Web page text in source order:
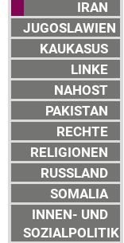
IRAN
JUGOSLAWIEN
KAUKASUS
LINKE
NAHOST
PAKISTAN
RECHTE
RELIGIONEN
RUSSLAND
SOMALIA
INNEN- UND
SOZIALPOLITIK